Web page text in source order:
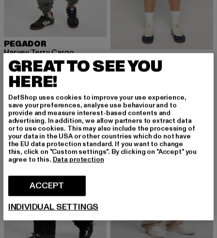
PEGADOR
Harvey Terry Cargo
83,69 EUR
Prix courant: 83,69 EUR
PEGADOR
Bostic Jeans Shorts
56,99 EUR
Prix courant: 56,99 EUR
-32%
GREAT TO SEE YOU
HERE!
DefShop uses cookies to improve your use experience,
save your preferences, analyse use behaviour and to
provide and measure interest-based contents and
advertising. In addition, we allow partners to extract data
or to use cookies. This may also include the processing of
your data in the USA or other countries which do not have
the EU data protection standard. If you want to change
this, click on "Custom settings". By clicking on "Accept" you
agree to this. Data protection
ACCEPT
INDIVIDUAL SETTINGS